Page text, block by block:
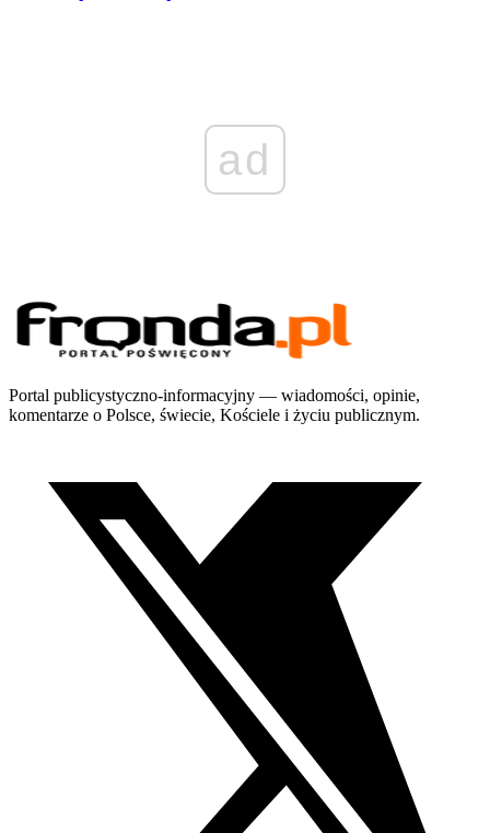
ad
Portal publicystyczno-informacyjny — wiadomości, opinie,
komentarze o Polsce, świecie, Kościele i życiu publicznym.